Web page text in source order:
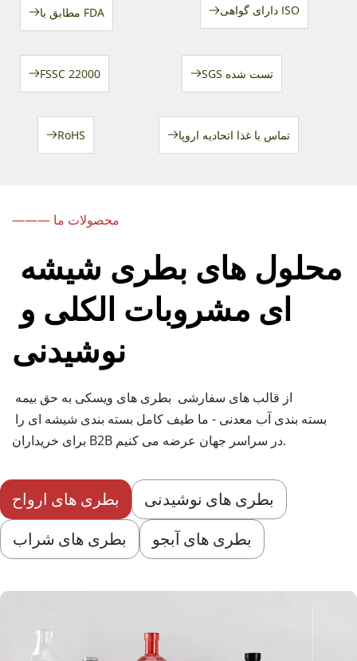
مطابق با FDA دارای گواهی ISO
FSSC 22000 SGS تست شده
RoHS تماس با غذا اتحادیه اروپا
——— محصولات ما
نوشیدنی
از قالب های سفارشی
به حق بیمه
برای خریداران B2B در سراسر جهان عرضه می کنیم.
بطری های ارواح
بطری های نوشیدنی
بطری های شراب
بطری های آبجو